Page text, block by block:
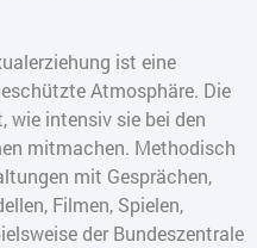
ist eine
Atmosphäre. Die
wie intensiv sie bei den
mitmachen. Methodisch
mit Gesprächen,
Filmen, Spielen,
der Bundeszentrale